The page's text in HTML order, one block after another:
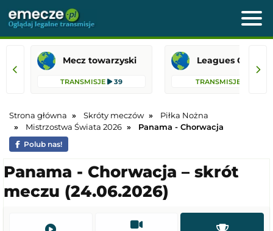
Mecz towarzyski
TRANSMISJE 39 TRANSMISJE
Strona główna Skróty meczów
Piłka Nożna
Mistrzostwa Świata 2026
Panama - Chorwacja
Polub nas!
Panama - Chorwacja – skrót
meczu (24.06.2026)